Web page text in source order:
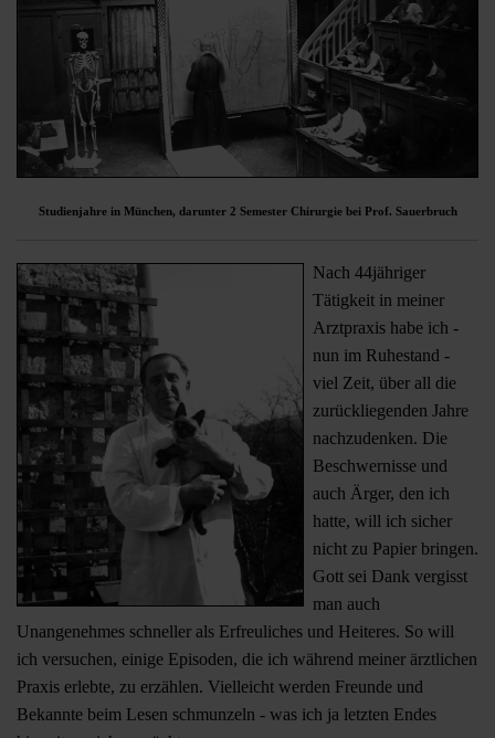
Studienjahre in München, darunter 2 Semester Chirurgie bei Prof. Sauerbruch
Nach 44jähriger
Tätigkeit in meiner
Arztpraxis habe ich -
nun im Ruhestand -
viel Zeit, über all die
zurückliegenden Jahre
nachzudenken. Die
Beschwernisse und
auch Ärger, den ich
hatte, will ich sicher
nicht zu Papier bringen.
Gott sei Dank vergisst
man auch
Unangenehmes schneller als Erfreuliches und Heiteres. So will
ich versuchen, einige Episoden, die ich während meiner ärztlichen
Praxis erlebte, zu erzählen. Vielleicht werden Freunde und
Bekannte beim Lesen schmunzeln - was ich ja letzten Endes